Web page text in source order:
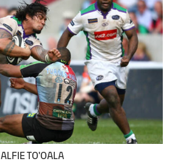
ALFIE TO'OALA